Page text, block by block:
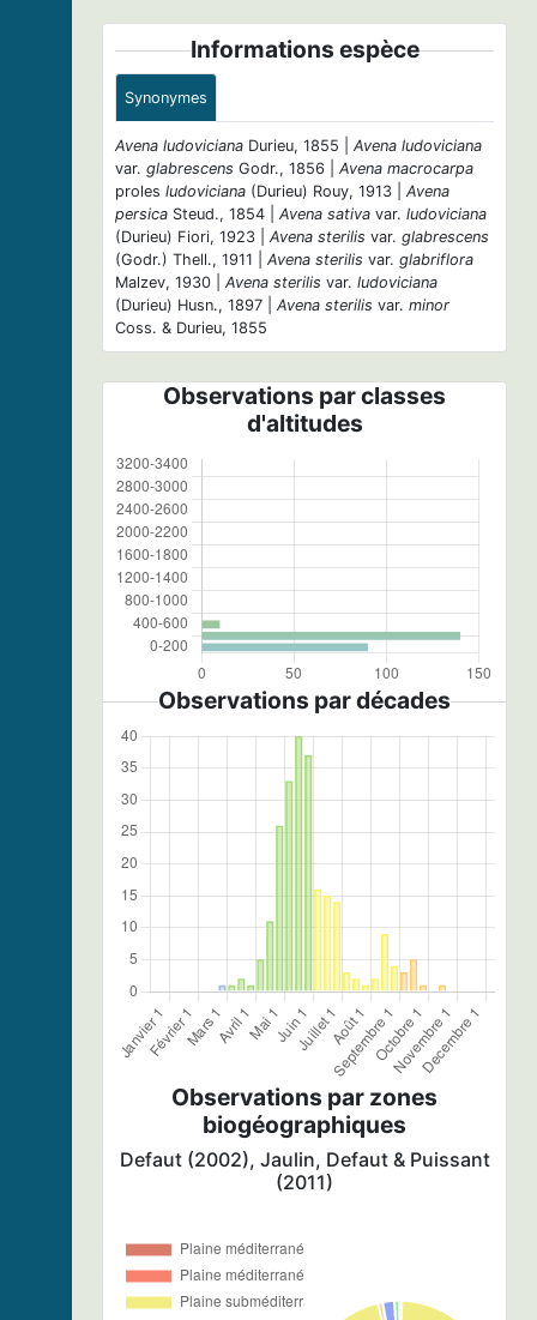
Informations espèce
Synonymes
Avena ludoviciana Durieu, 1855 | Avena ludoviciana
var. glabrescens Godr., 1856 | Avena macrocarpa
proles ludoviciana (Durieu) Rouy, 1913 | Avena
persica Steud., 1854 | Avena sativa var. ludoviciana
(Durieu) Fiori, 1923 | Avena sterilis var. glabrescens
(Godr.) Thell., 1911 | Avena sterilis var. glabriflora
Malzev, 1930 | Avena sterilis var. ludoviciana
(Durieu) Husn., 1897 | Avena sterilis var. minor
Coss. & Durieu, 1855
Observations par classes
d'altitudes
Observations par décades
Observations par zones
biogéographiques
Defaut (2002), Jaulin, Defaut & Puissant
(2011)